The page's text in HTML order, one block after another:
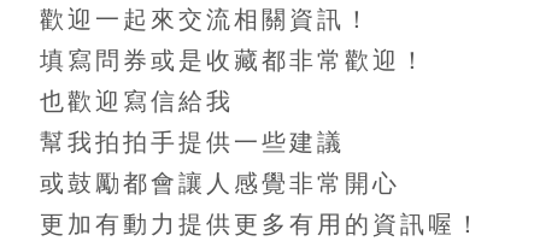
歡迎一起來交流相關資訊！
填寫問券或是收藏都非常歡迎！
也歡迎寫信給我
幫我拍拍手提供一些建議
或鼓勵都會讓人感覺非常開心
更加有動力提供更多有用的資訊喔！